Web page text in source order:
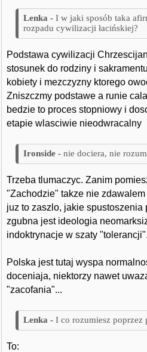
I w jaki sposób taka
rozpadu cywilizacji łacińskiej?
Podstawa cywilizacji
stosunek do rodziny i
kobiety i mezczyzny ktorego
Zniszczmy podstawe a runie
bedzie to proces stopniowy i
etapie wlasciwie nieodwracalny
nie dociera, nie
Trzeba tlumaczyc. Zanim
"Zachodzie" takze nie
juz to zaszlo, jakie
zgubna jest ideologia
indoktrynacje w szaty "tolerancji".
Polska jest tutaj wyspa
doceniaja, niektorzy nawet
"zacofania"...
I co rozumiesz poprzez
To: